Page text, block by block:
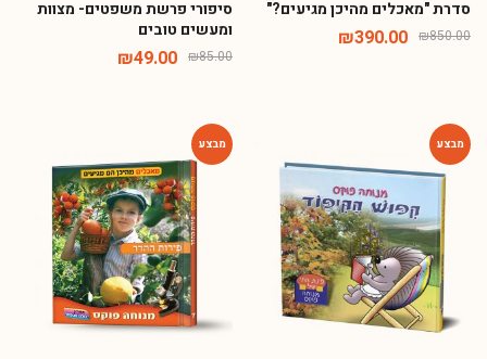
סדרת "מאכלים מהיכן מגיעים?"
₪850.00
₪390.00
סיפורי פרשת משפטים- מצוות
ומעשים טובים
₪85.00
₪49.00